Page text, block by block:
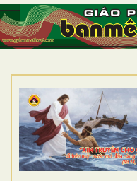
TRANG NHẤT
GIỚI THIỆU
DÒNG TU
BAN MỤC VỤ
ĐOÀN THỂ CG